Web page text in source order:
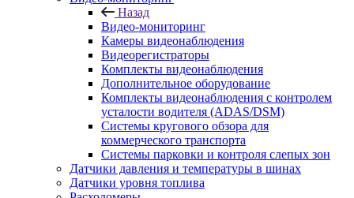
Назад
Видео-мониторинг
Камеры видеонаблюдения
Видеорегистраторы
Комплекты видеонаблюдения
Дополнительное оборудование
Комплекты видеонаблюдения с контролем
усталости водителя (ADAS/DSM)
Системы кругового обзора для
коммерческого транспорта
Системы парковки и контроля слепых зон
Датчики давления и температуры в шинах
Датчики уровня топлива